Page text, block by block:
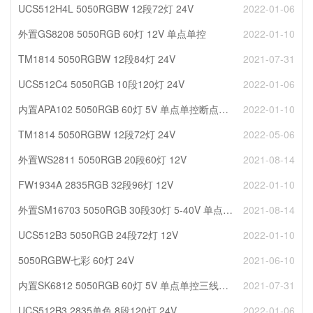
UCS512H4L 5050RGBW 12段72灯 24V
2022-01-06
外置GS8208 5050RGB 60灯 12V 单点单控
2022-01-10
TM1814 5050RGBW 12段84灯 24V
2021-07-31
UCS512C4 5050RGB 10段120灯 24V
2022-01-06
内置APA102 5050RGB 60灯 5V 单点单控断点续传
2022-01-10
TM1814 5050RGBW 12段72灯 24V
2022-05-06
外置WS2811 5050RGB 20段60灯 12V
2021-08-14
FW1934A 2835RGB 32段96灯 12V
2022-01-10
外置SM16703 5050RGB 30段30灯 5-40V 单点单控
2021-08-14
UCS512B3 5050RGB 24段72灯 12V
2022-01-10
5050RGBW七彩 60灯 24V
2021-06-10
内置SK6812 5050RGB 60灯 5V 单点单控三线路 黑板
2021-07-31
UCS512B3 2835单色 8段120灯 24V
2022-01-06